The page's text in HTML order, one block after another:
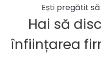
Ești pregătit
Hai să
înființarea